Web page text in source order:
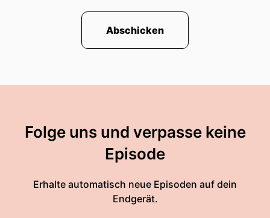
Abschicken
Folge uns und verpasse keine
Episode
Erhalte automatisch neue Episoden auf dein
Endgerät.